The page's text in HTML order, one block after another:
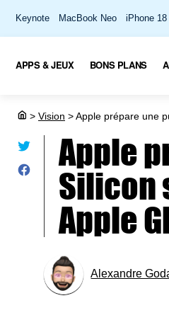
Keynote MacBook Neo iPhone 18
APPS & JEUX BONS PLANS
> Vision >Apple prépare une
Apple
Silicon
Apple
Alexandre